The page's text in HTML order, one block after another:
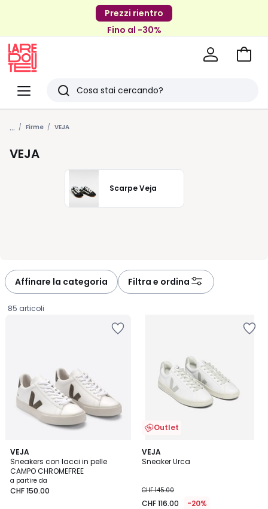
Prezzi rientro
Fino al -30%
Menu
Redoute
Ricerca
Ultimi
articoli
Vai
... Firme VEJA
VEJA
Scarpe Veja
Affinare la categoria Filtra e ordina
85 articoli
VEJA
Sneakers con lacci in pelle
CAMPO CHROMEFREE
Prezzo
a
a partire da
CHF 150.00
3
/
5
Outlet
VEJA
Sneaker Urca
CHF 145.00
CHF 116.00 -20%